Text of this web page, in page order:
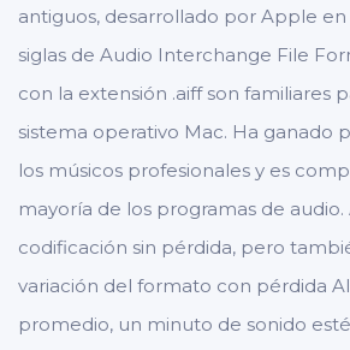
antiguos, desarrollado por Apple en
siglas de Audio Interchange File
con la extensión .aiff son familiares
sistema operativo Mac. Ha ganado
los músicos profesionales y es
mayoría de los programas de audio.
codificación sin pérdida, pero
variación del formato con pérdida
promedio, un minuto de sonido